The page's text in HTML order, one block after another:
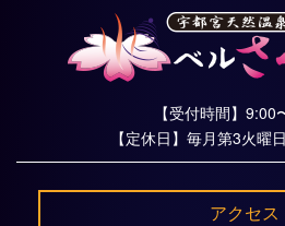
【受付時間】9:00
【定休日】毎月第3火曜
アクセス